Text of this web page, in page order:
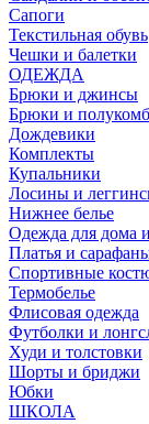
Сапоги
Текстильная обувь
Чешки и балетки
ОДЕЖДА
Брюки и джинсы
Брюки и
Дождевики
Комплекты
Купальники
Лосины и
Нижнее белье
Одежда для дома
Платья и
Спортивные
Термобелье
Флисовая одежда
Футболки и
Худи и толстовки
Шорты и бриджи
Юбки
ШКОЛА